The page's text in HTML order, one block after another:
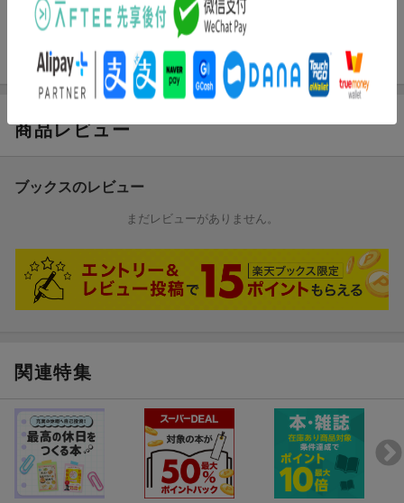
ページ数 p855
商品レビュー
ブックスのレビュー
まだレビューがありません。
関連特集